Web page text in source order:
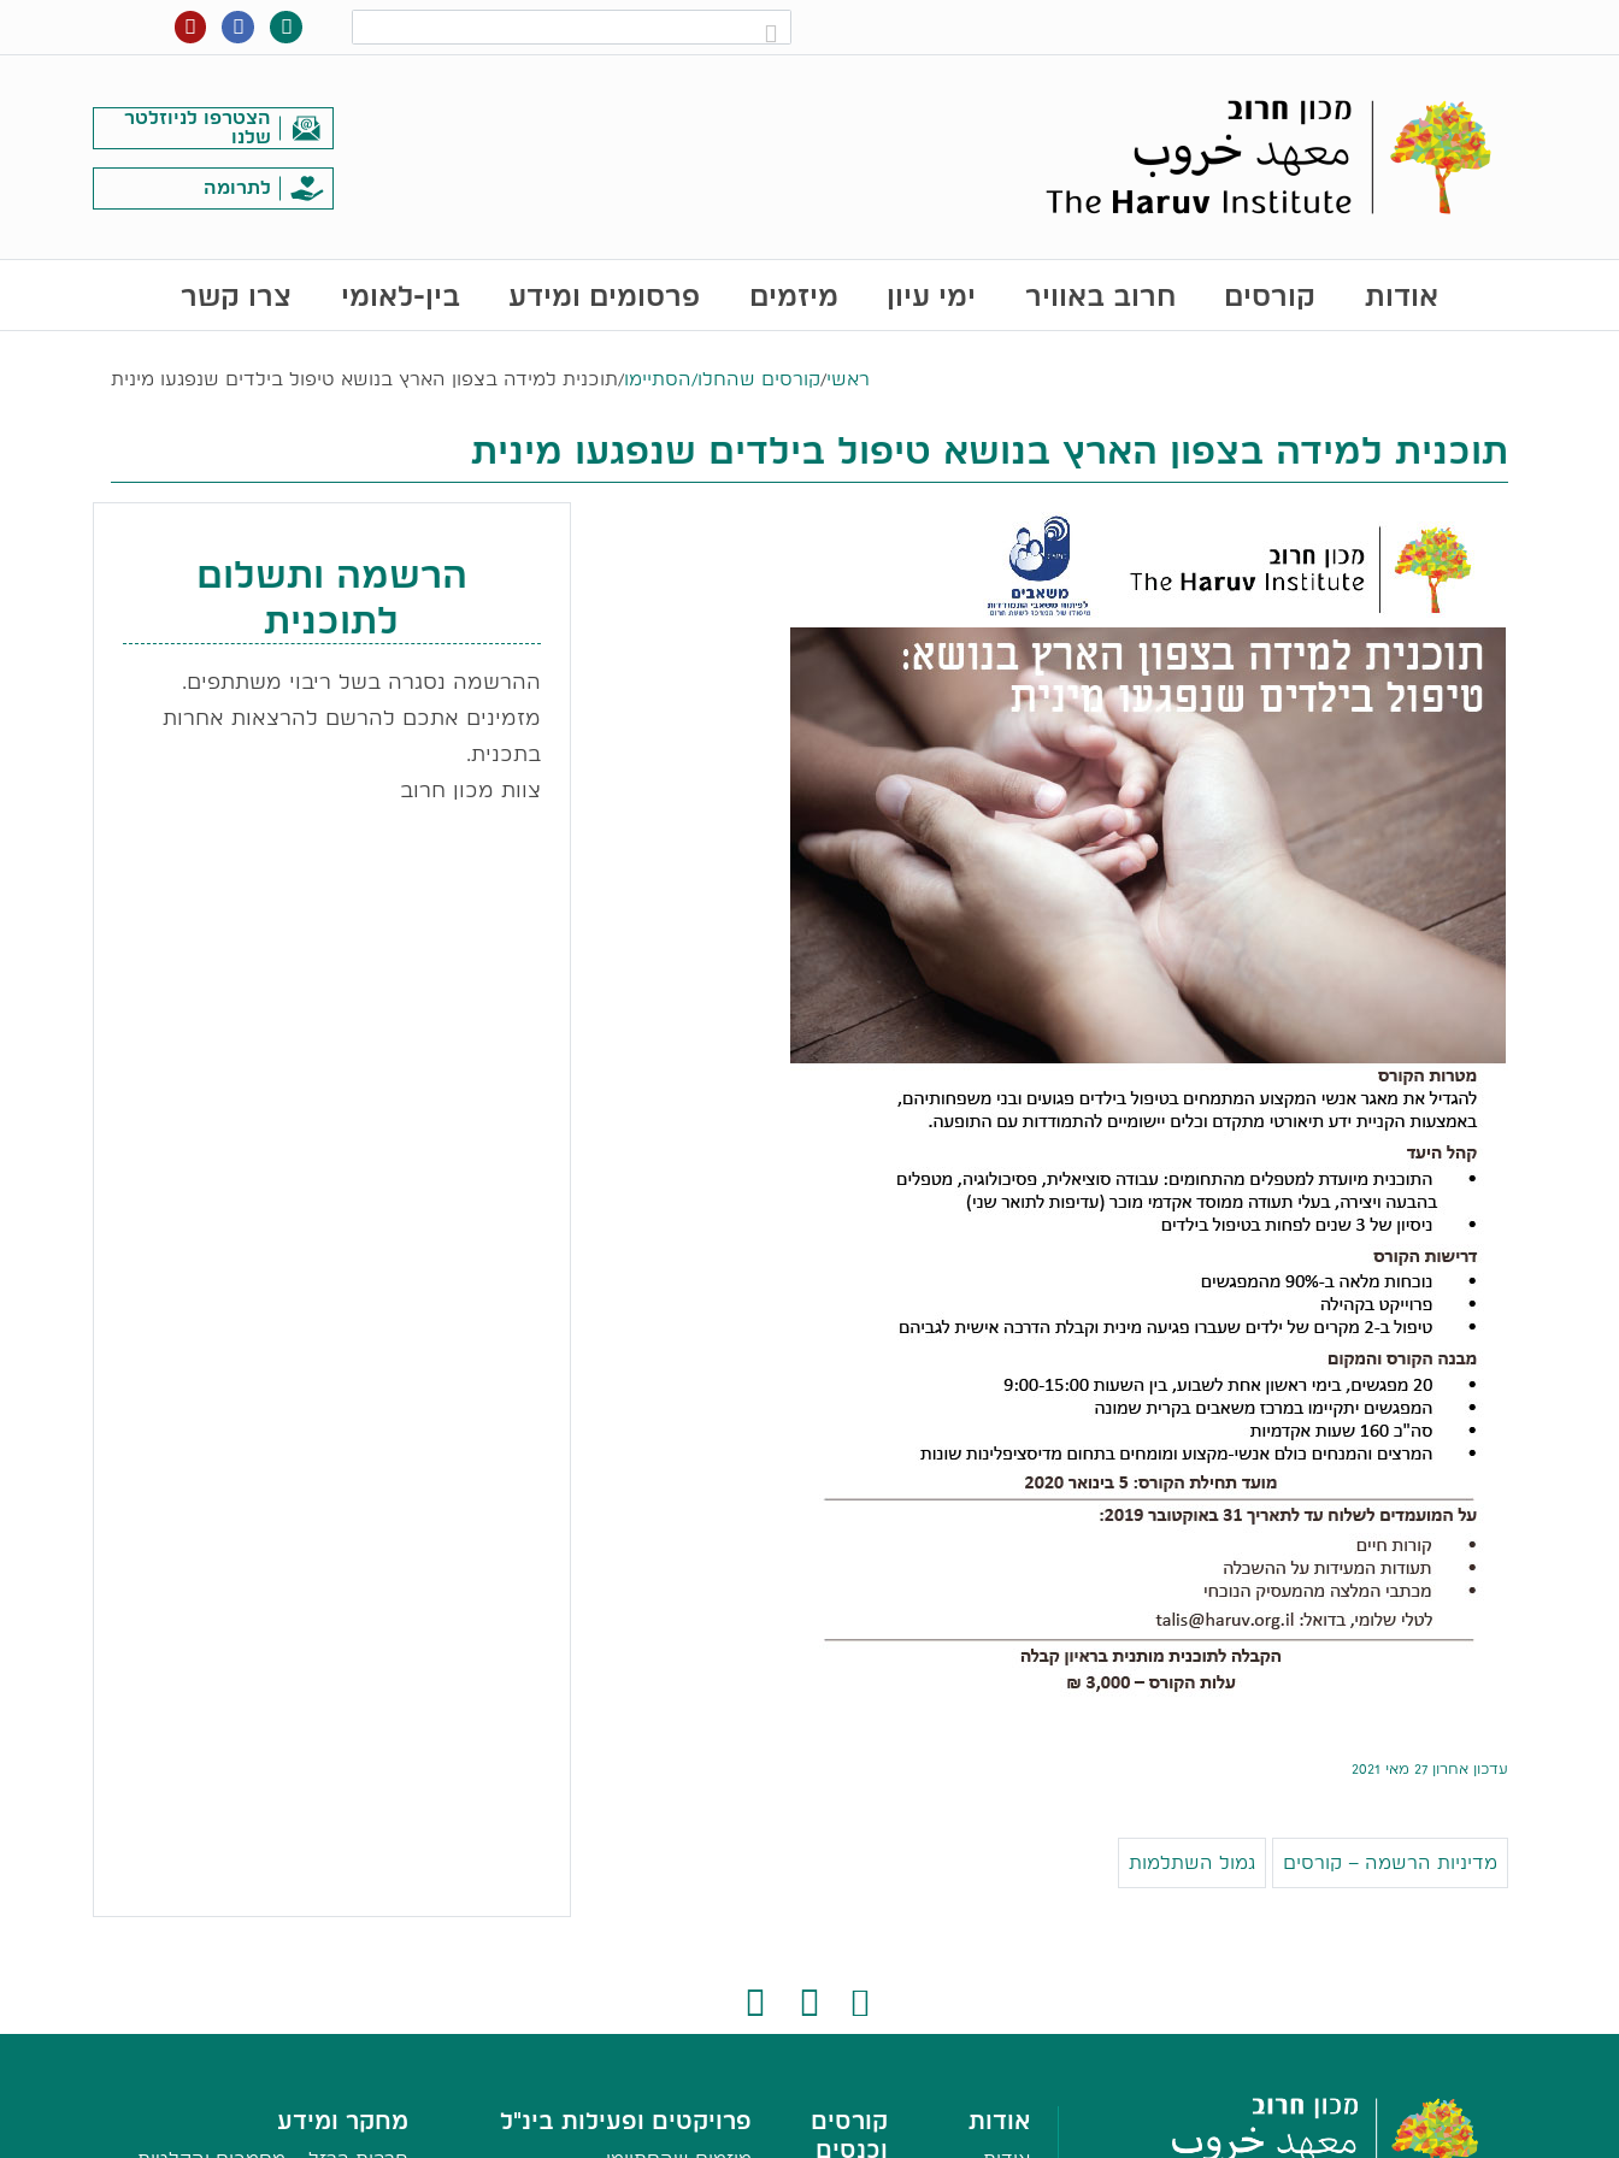
הצטרפו לניוזלטר
שלנו
לתרומה
אודות קורסים חרוב באוויר ימי עיון מיזמים פרסומים ומידע בין-לאומי צרו קשר
ראשי/קורסים שהחלו/הסתיימו/תוכנית למידה בצפון הארץ בנושא טיפול בילדים שנפגעו מינית
תוכנית למידה בצפון הארץ בנושא טיפול בילדים שנפגעו מינית
עדכון אחרון 27 מאי 2021
מדיניות הרשמה – קורסים גמול השתלמות
הרשמה ותשלום
לתוכנית
ההרשמה נסגרה בשל ריבוי משתתפים.
מזמינים אתכם להרשם להרצאות אחרות
בתכנית.
צוות מכון חרוב
אודות
קורסים
וכנסים
פרויקטים ופעילות בינ"ל מחקר ומידע